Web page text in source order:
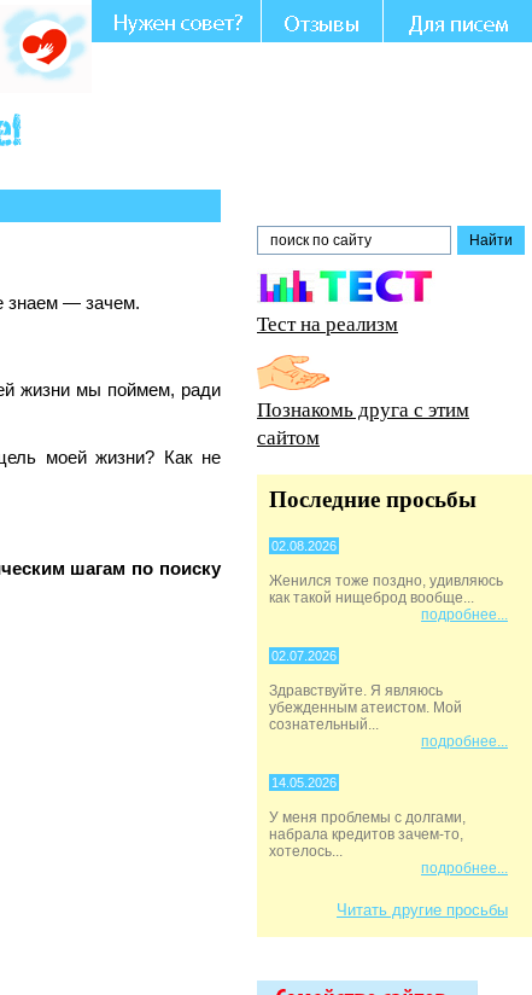
участии и совете.
знаем — зачем.
жизни мы поймем, ради
моей жизни? Как не
шагам по поиску
Тест на реализм
Познакомь друга с этим
сайтом
Последние просьбы
02.08.2026
Женился тоже поздно, удивляюсь
как такой нищеброд вообще...
подробнее...
02.07.2026
Здравствуйте. Я являюсь
убежденным атеистом. Мой
сознательный...
подробнее...
14.05.2026
У меня проблемы с долгами,
набрала кредитов зачем-то,
хотелось...
подробнее...
Читать другие просьбы